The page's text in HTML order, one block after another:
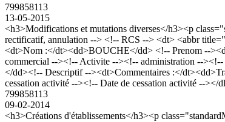
799858113
13-05-2015
<h3>Modifications et mutations diverses</h3><p
rectificatif, annulation --> <!-- RCS --> <dt> <abbr
<dt>Nom :</dt><dd>BOUCHE</dd> <!-- Prenom --
commercial --><!-- Activite --><!-- administration --><!--
</dd><!-- Descriptif --><dt>Commentaires :</
cessation activité --><!-- Date de cessation activité --
799858113
09-02-2014
<h3>Créations d'établissements</h3><p